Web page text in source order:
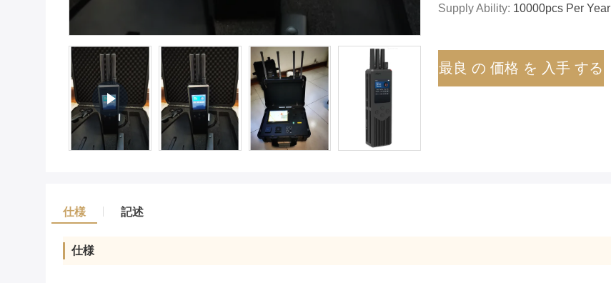
Supply Ability: 10000pcs Per Year
最良 の 価格 を 入手 する
仕様 記述
仕様